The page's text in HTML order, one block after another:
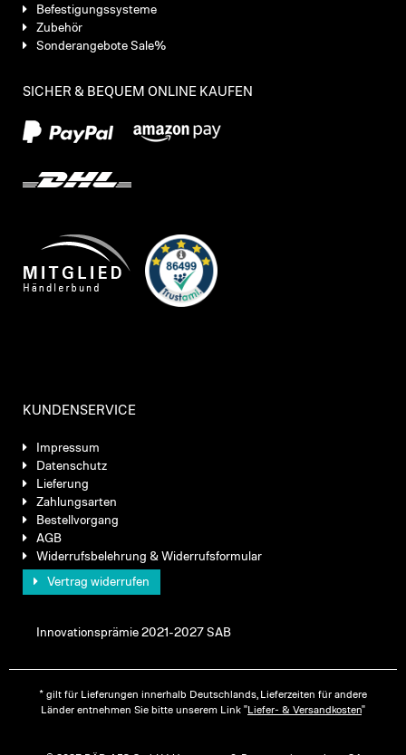
Befestigungssysteme
Zubehör
Sonderangebote Sale%
SICHER & BEQUEM ONLINE KAUFEN
KUNDENSERVICE
Impressum
Datenschutz
Lieferung
Zahlungsarten
Bestellvorgang
AGB
Widerrufsbelehrung & Widerrufsformular
Vertrag widerrufen
Innovationsprämie 2021-2027 SAB
* gilt für Lieferungen innerhalb Deutschlands, Lieferzeiten für andere
Länder entnehmen Sie bitte unserem Link "Liefer- & Versandkosten"